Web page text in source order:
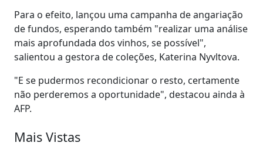
Para o efeito, lançou uma campanha de angariação
de fundos, esperando também "realizar uma análise
mais aprofundada dos vinhos, se possível",
salientou a gestora de coleções, Katerina Nyvltova.
"E se pudermos recondicionar o resto, certamente
não perderemos a oportunidade", destacou ainda à
AFP.
Mais Vistas